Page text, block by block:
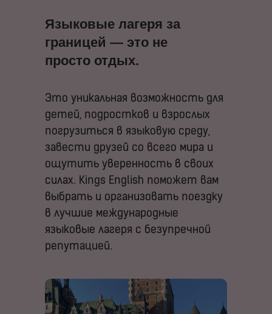
Языковые лагеря за
границей — это не
просто отдых.
Это уникальная возможность для
детей, подростков и взрослых
погрузиться в языковую среду,
завести друзей со всего мира и
ощутить уверенность в своих
силах. Kings English поможет вам
выбрать и организовать поездку
в лучшие международные
языковые лагеря с безупречной
репутацией.